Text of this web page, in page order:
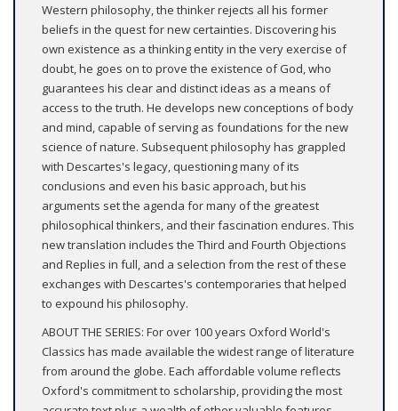
Western philosophy, the thinker rejects all his former
beliefs in the quest for new certainties. Discovering his
own existence as a thinking entity in the very exercise of
doubt, he goes on to prove the existence of God, who
guarantees his clear and distinct ideas as a means of
access to the truth. He develops new conceptions of body
and mind, capable of serving as foundations for the new
science of nature. Subsequent philosophy has grappled
with Descartes's legacy, questioning many of its
conclusions and even his basic approach, but his
arguments set the agenda for many of the greatest
philosophical thinkers, and their fascination endures. This
new translation includes the Third and Fourth Objections
and Replies in full, and a selection from the rest of these
exchanges with Descartes's contemporaries that helped
to expound his philosophy.
ABOUT THE SERIES: For over 100 years Oxford World's
Classics has made available the widest range of literature
from around the globe. Each affordable volume reflects
Oxford's commitment to scholarship, providing the most